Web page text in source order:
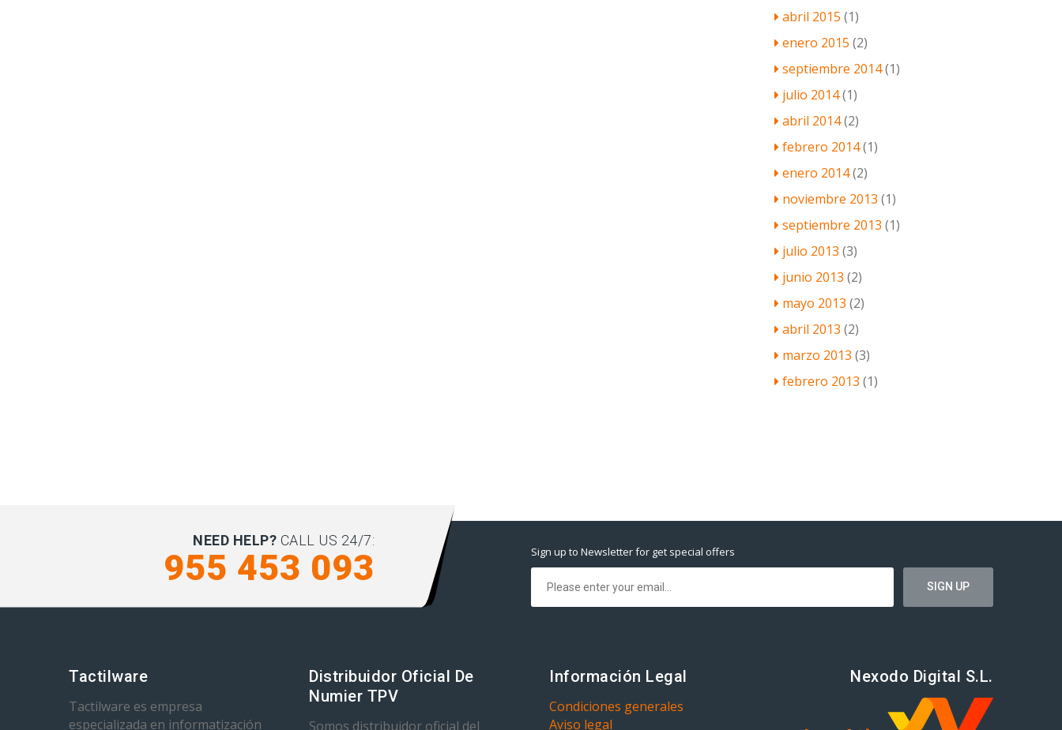
abril 2015 (1)
enero 2015 (2)
septiembre 2014(1)
julio 2014(1)
abril 2014(2)
febrero 2014(1)
enero 2014(2)
noviembre 2013 (1)
septiembre 2013 (1)
julio 2013 (3)
junio 2013 (2)
mayo 2013 (2)
abril 2013 (2)
marzo 2013 (3)
febrero 2013 (1)
NEED HELP? CALL US 24/7:
955 453 093 Sign up to Newsletter for get special offers
Tactilware
Tactilware es empresa
especializada en informatización
Distribuidor Oficial De
Numier TPV
Somos distribuidor oficial del
Información Legal
Condiciones generales
Aviso legal
Nexodo Digital S.L.